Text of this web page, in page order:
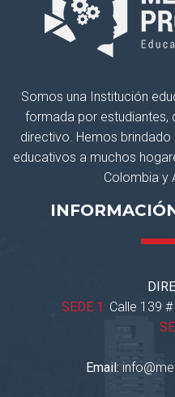
Somos una Institución
formada por estudiantes,
directivo. Hemos
educativos a muchos
Colombia y
SEDE 1: Calle 139
Email: